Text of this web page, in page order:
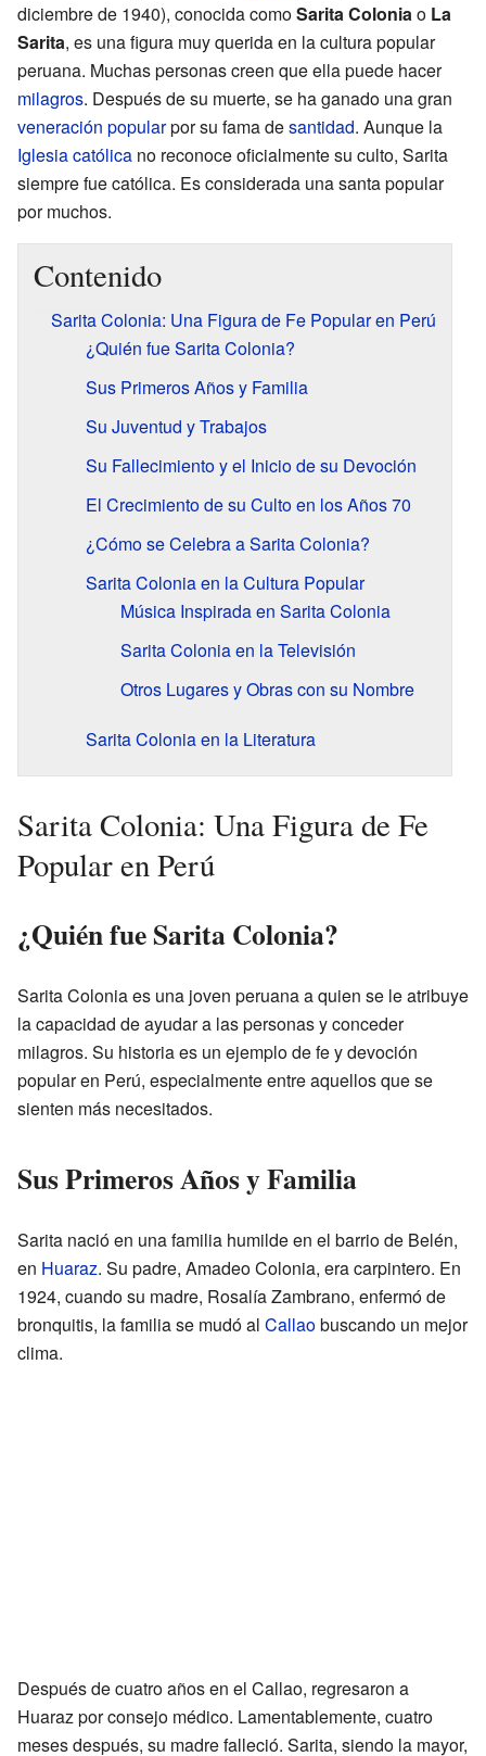
diciembre de 1940), conocida comoSarita Coloniao La
Sarita, es una figura muy querida en la cultura popular
peruana. Muchas personas creen que ella puede hacer
milagros. Después de su muerte, se ha ganado una gran
veneración popularpor su fama desantidad. Aunque la
Iglesia católica no reconoce oficialmente su culto, Sarita
siempre fue católica. Es considerada una santa popular
por muchos.
Contenido
Sarita Colonia: Una Figura de Fe Popular en Perú
¿Quién fue Sarita Colonia?
Sus Primeros Años y Familia
Su Juventud y Trabajos
Su Fallecimiento y el Inicio de su Devoción
El Crecimiento de su Culto en los Años 70
¿Cómo se Celebra a Sarita Colonia?
Sarita Colonia en la Cultura Popular
Música Inspirada en Sarita Colonia
Sarita Colonia en la Televisión
Otros Lugares y Obras con su Nombre
Sarita Colonia en la Literatura
Sarita Colonia: Una Figura de Fe
Popular en Perú
¿Quién fue Sarita Colonia?
Sarita Colonia es una joven peruana a quien se le atribuye
la capacidad de ayudar a las personas y conceder
milagros. Su historia es un ejemplo de fe y devoción
popular en Perú, especialmente entre aquellos que se
sienten más necesitados.
Sus Primeros Años y Familia
Sarita nació en una familia humilde en el barrio de Belén,
en Huaraz. Su padre, Amadeo Colonia, era carpintero. En
1924, cuando su madre, Rosalía Zambrano, enfermó de
bronquitis, la familia se mudó al Callaobuscando un mejor
clima.
Después de cuatro años en el Callao, regresaron a
Huaraz por consejo médico. Lamentablemente, cuatro
meses después, su madre falleció. Sarita, siendo la mayor,